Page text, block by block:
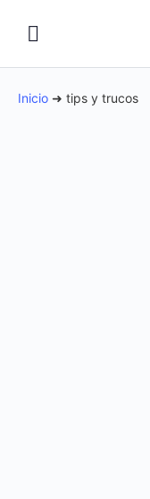
Inicio ➜ tips y trucos